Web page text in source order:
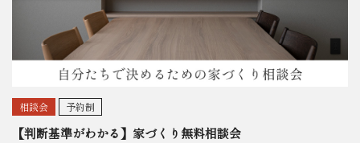
相談会 予約制
【判断基準がわかる】家づくり無料相談会